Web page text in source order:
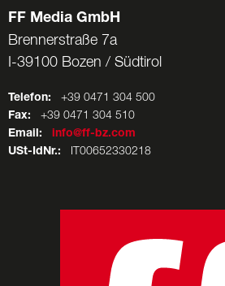
FF Media GmbH
Brennerstraße 7a
I-39100 Bozen / Südtirol
Telefon: +39 0471 304 500
Fax: +39 0471 304 510
Email:
info@ff-bz.com
USt-IdNr.: IT00652330218